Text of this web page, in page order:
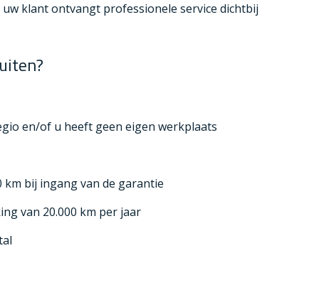
klant ontvangt professionele service dichtbij
en/of u heeft geen eigen werkplaats
km bij ingang van de garantie
van 20.000 km per jaar